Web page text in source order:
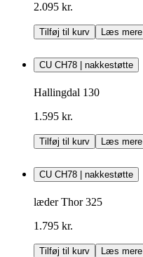
2.095 kr.
Tilføj til kurv Læs mere
CU CH78 | nakkestøtte
Hallingdal 130
1.595 kr.
Tilføj til kurv Læs mere
CU CH78 | nakkestøtte
læder Thor 325
1.795 kr.
Tilføj til kurv Læs mere